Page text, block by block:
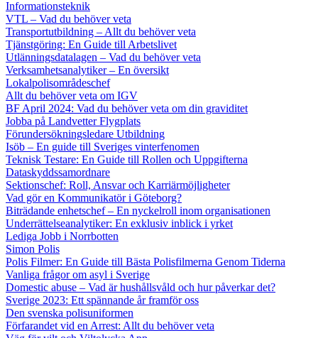
Informationsteknik
VTL – Vad du behöver veta
Transportutbildning – Allt du behöver veta
Tjänstgöring: En Guide till Arbetslivet
Utlänningsdatalagen – Vad du behöver veta
Verksamhetsanalytiker – En översikt
Lokalpolisområdeschef
Allt du behöver veta om IGV
BF April 2024: Vad du behöver veta om din graviditet
Jobba på Landvetter Flygplats
Förundersökningsledare Utbildning
Isöb – En guide till Sveriges vinterfenomen
Teknisk Testare: En Guide till Rollen och Uppgifterna
Dataskyddssamordnare
Sektionschef: Roll, Ansvar och Karriärmöjligheter
Vad gör en Kommunikatör i Göteborg?
Biträdande enhetschef – En nyckelroll inom organisationen
Underrättelseanalytiker: En exklusiv inblick i yrket
Lediga Jobb i Norrbotten
Simon Polis
Polis Filmer: En Guide till Bästa Polisfilmerna Genom Tiderna
Vanliga frågor om asyl i Sverige
Domestic abuse – Vad är hushållsvåld och hur påverkar det?
Sverige 2023: Ett spännande år framför oss
Den svenska polisuniformen
Förfarandet vid en Arrest: Allt du behöver veta